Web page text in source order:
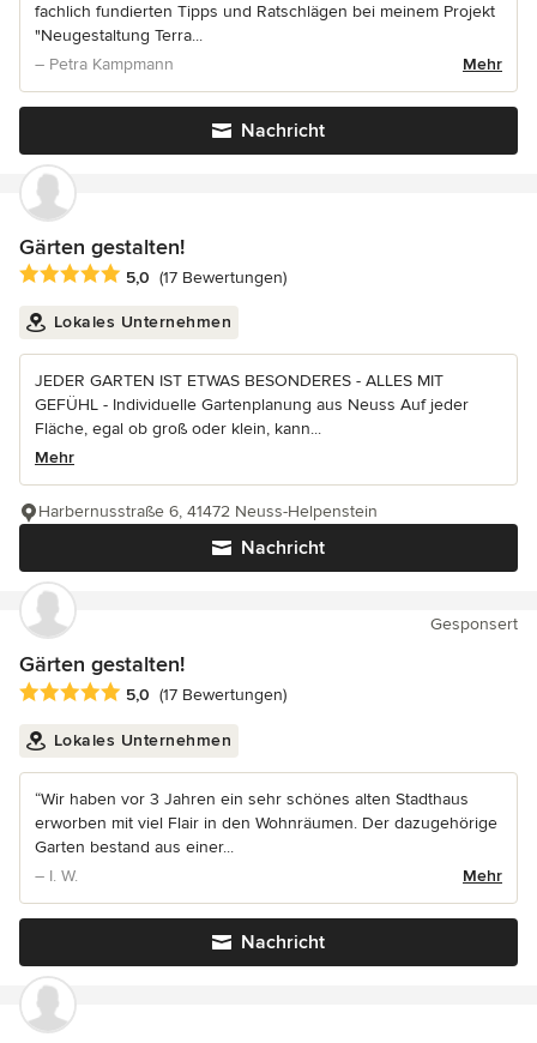
fachlich fundierten Tipps und Ratschlägen bei meinem Projekt
"Neugestaltung Terra...
– Petra Kampmann
Mehr
Nachricht
Gärten gestalten!
Durchschnittliche Bewertung: 5 von 5 Sternen
5,0 (17 Bewertungen)
Lokales Unternehmen
JEDER GARTEN IST ETWAS BESONDERES - ALLES MIT
GEFÜHL - Individuelle Gartenplanung aus Neuss Auf jeder
Fläche, egal ob groß oder klein, kann...
Mehr
Nachricht
Harbernusstraße 6, 41472 Neuss-Helpenstein
Gesponsert
Gärten gestalten!
Durchschnittliche Bewertung: 5 von 5 Sternen
5,0 (17 Bewertungen)
Lokales Unternehmen
“Wir haben vor 3 Jahren ein sehr schönes alten Stadthaus
erworben mit viel Flair in den Wohnräumen. Der dazugehörige
Garten bestand aus einer...
– I. W.
Mehr
Nachricht